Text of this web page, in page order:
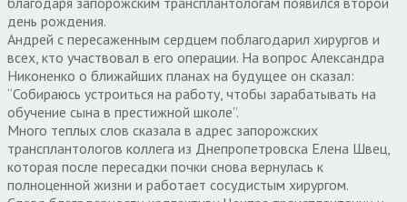
день рождения.
Андрей с пересаженным сердцем поблагодарил хирургов и
всех, кто участвовал в его операции. На вопрос Александра
Никоненко о ближайших планах на будущее он сказал:
“Собираюсь устроиться на работу, чтобы зарабатывать на
обучение сына в престижной школе”.
Много теплых слов сказала в адрес запорожских
трансплантологов коллега из Днепропетровска Елена Швец,
которая после пересадки почки снова вернулась к
полноценной жизни и работает сосудистым хирургом.